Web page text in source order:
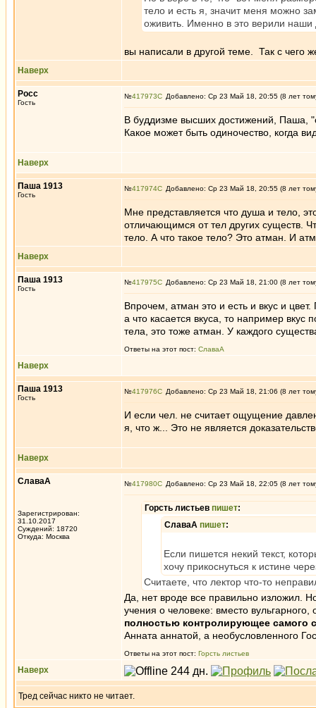
тело и есть я, значит меня можно
оживить. Именно в это верили
вы написали в другой теме. Так с чего
Наверх
Росс
Гость
№417973 Добавлено: Ср 23 Май 18, 20:55 (8 лет
В буддизме высших достижений, Паша,
Какое может быть одиночество, когда
Наверх
Паша 1913
Гость
№417974 Добавлено: Ср 23 Май 18, 20:55 (8 лет
Мне представляется что душа и тело,
отличающимся от тел других существ.
тело. А что такое тело? Это атман. И
Наверх
Паша 1913
Гость
№417975 Добавлено: Ср 23 Май 18, 21:00 (8 лет
Впрочем, атман это и есть и вкус и
а что касается вкуса, то например вкус
тела, это тоже атман. У каждого
Ответы на этот пост: СлаваА
Наверх
Паша 1913
Гость
№417976 Добавлено: Ср 23 Май 18, 21:06 (8 лет
И если чел. не считает ощущение
я, что ж... Это не является
Наверх
СлаваА
Зарегистрирован:
31.10.2017
Суждений: 18720
Откуда: Москва
№417980 Добавлено: Ср 23 Май 18, 22:05 (8 лет
Горсть листьев пишет:
СлаваА пишет:
Если пишется некий текст,
хочу прикоснуться к истине
Считаете, что лектор что-то
Да, нет вроде все правильно изложил.
учения о человеке: вместо
полностью контролирующее самого
Анната аннатой, а необусловленного
Ответы на этот пост: Горсть листьев
Наверх
Тред сейчас никто не читает.